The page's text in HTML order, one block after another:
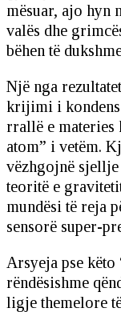
mësuar, ajo hyn
valës dhe
bëhen të
Një nga
krijimi i
rrallë e materies
atom” i vetëm.
vëzhgojnë sjellje
teoritë e
mundësi të reja
sensorë super-
Arsyeja pse këto
rëndësishme
ligje themelore